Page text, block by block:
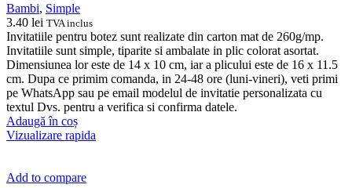
Bambi, Simple
3.40 lei TVA inclus
Invitatiile pentru botez sunt realizate din carton mat de 260g/mp.
Invitatiile sunt simple, tiparite si ambalate in plic colorat asortat.
Dimensiunea lor este de 14 x 10 cm, iar a plicului este de 16 x 11.5
cm. Dupa ce primim comanda, in 24-48 ore (luni-vineri), veti primi
pe WhatsApp sau pe email modelul de invitatie personalizata cu
textul Dvs. pentru a verifica si confirma datele.
Adaugă în coș
Vizualizare rapida
Add to compare